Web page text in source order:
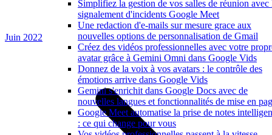
Simplifiez la gestion de vos salles de réunion avec
signalement d'incidents Google Meet
Une redaction d'e-mails sur mesure grace aux
nouvelles options de personnalisation de Gmail
Créez des vidéos professionnelles avec votre
avatar grâce à Gemini Omni dans Google Vids
Donnez de la voix à vos avatars : le contrôle des
émotions arrive dans Google Vids
Gemini s'enrichit dans Google Docs avec de
nouvelles langues et fonctionnalités de mise en
Google Meet automatise la prise de notes
: ce qui change pour vous
Juin 2022